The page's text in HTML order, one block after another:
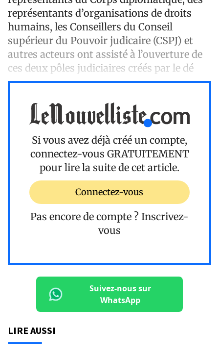
représentants d’organisations de droits
humains, les Conseillers du Conseil
supérieur du Pouvoir judicaire (CSPJ) et
autres acteurs ont assisté à l’ouverture de
ces deux pôles judiciaires créés par le dé
Si vous avez déjà créé un compte,
connectez-vous GRATUITEMENT
pour lire la suite de cet article.
Connectez-vous
Pas encore de compte ? Inscrivez-
vous
Suivez-nous sur
WhatsApp
LIRE AUSSI